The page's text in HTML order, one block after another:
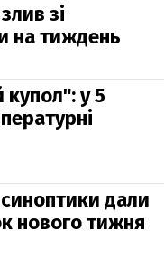
зі
на тиждень
купол": у 5
дали
нового тижня